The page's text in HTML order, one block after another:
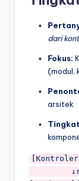
dari
Fokus:
(modul,
arsitek